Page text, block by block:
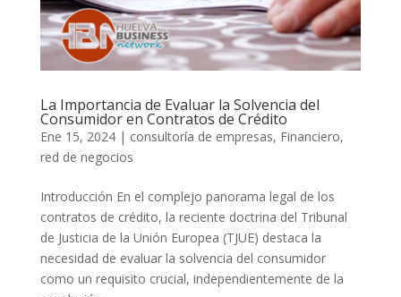
La Importancia de Evaluar la Solvencia del
Consumidor en Contratos de Crédito
Ene 15, 2024| consultoría de empresas, Financiero,
red de negocios
Introducción En el complejo panorama legal de los
contratos de crédito, la reciente doctrina del Tribunal
de Justicia de la Unión Europea (TJUE) destaca la
necesidad de evaluar la solvencia del consumidor
como un requisito crucial, independientemente de la